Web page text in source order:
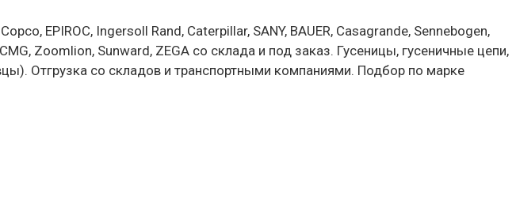
EPIROC, Ingersoll Rand, Caterpillar, SANY, BAUER, Casagrande, Sennebogen,
Zoomlion, Sunward, ZEGA со склада и под заказ. Гусеницы, гусеничные цепи,
Отгрузка со складов и транспортными компаниями. Подбор по марке